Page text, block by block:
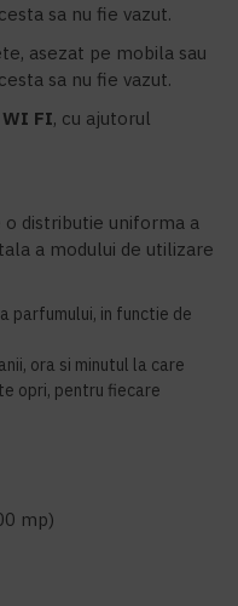
sa nu fie vazut.
asezat pe mobila sau
sa nu fie vazut.
WI FI, cu ajutorul
distributie uniforma a
a modului de utilizare
parfumului, in functie de
ora si minutul la care
opri, pentru fiecare
mp)